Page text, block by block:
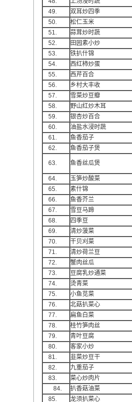
49.
双耳炒四季
50.
松仁玉米
51.
蒜茸炒时蔬
52.
田园素小炒
53.
铁扒什锦
54.
西红柿炒蛋
55.
西芹百合
56.
乡村大丰收
57.
雪菜炒豆瓣
58.
野山红炒木耳
59.
银杏炒百合
60.
油盐水浸时蔬
61.
鱼香茄子
62.
鱼香茄子煲
63. 鱼香丝瓜煲
64.
玉笋炒酸菜
65.
素什锦
66.
鱼香芥兰
67.
雪豆马蹄
68.
四季豆
69.
清炒菠菜
70.
干贝刈菜
71.
清炒荷兰豆
72.
蟹肉丝瓜
73.
豆腐乳炒通菜
74.
烫青菜
75.
小鱼苋菜
76.
北菇扒菜心
77.
扁鱼白菜
78.
桂竹笋肉丝
79.
青叶豆腐
80.
客家小炒
81.
韭菜炒豆干
82.
九重茄子
83.
菜心炒肉片
84.
扒香菇油菜
85.
龙须扒菜心